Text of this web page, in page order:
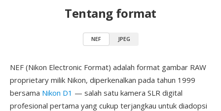
Tentang format
NEF JPEG
NEF (Nikon Electronic Format) adalah format gambar RAW
proprietary milik Nikon, diperkenalkan pada tahun 1999
bersama Nikon D1 — salah satu kamera SLR digital
profesional pertama yang cukup terjangkau untuk diadopsi